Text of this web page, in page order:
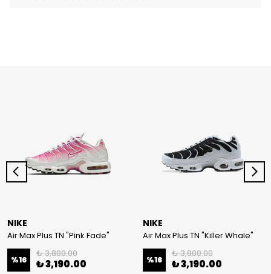
NIKE
Air Max Plus TN "Pink Fade"
%16
₺ 3,800.00
₺ 3,190.00
NIKE
Air Max Plus TN "Killer Whale"
%16
₺ 3,800.00
₺ 3,190.00